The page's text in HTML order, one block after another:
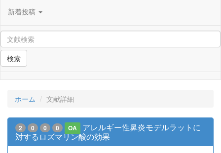
新着投稿
検索
ホーム 文献詳細
2 0 0 0 OA
アレルギー性鼻炎モデルラットに
対するロズマリン酸の効果